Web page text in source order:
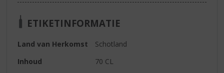
ETIKETINFORMATIE
Land van Herkomst
Schotland
Inhoud
70 CL